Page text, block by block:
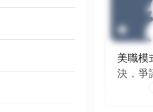
美職模
決，爭